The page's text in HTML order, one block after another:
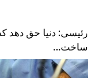
رئیسی: دنیا حق دهد
ساخت…